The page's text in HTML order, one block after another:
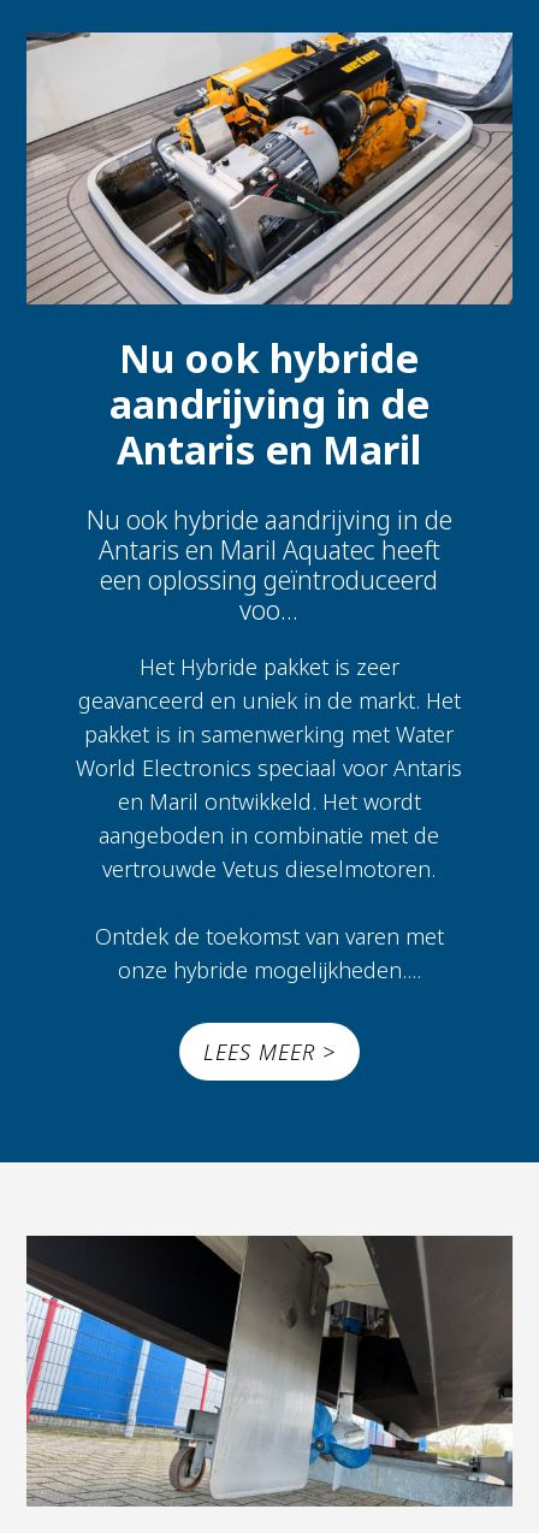
Nu ook hybride
aandrijving in de
Antaris en Maril
Nu ook hybride aandrijving in de
Antaris en Maril Aquatec heeft
een oplossing geïntroduceerd
voo...
Het Hybride pakket is zeer
geavanceerd en uniek in de markt. Het
pakket is in samenwerking met Water
World Electronics speciaal voor Antaris
en Maril ontwikkeld. Het wordt
aangeboden in combinatie met de
vertrouwde Vetus dieselmotoren.
Ontdek de toekomst van varen met
onze hybride mogelijkheden....
LEES MEER >